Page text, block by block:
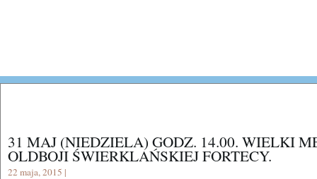
31 MAJ (NIEDZIELA) GODZ. 14.00. WIELKI
OLDBOJI ŚWIERKLAŃSKIEJ FORTECY.
22 maja, 2015 |